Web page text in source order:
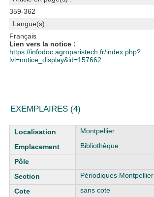
359-362
Langue(s) :
Français
Lien vers la notice :
https://infodoc.agroparistech.fr/index.php?
lvl=notice_display&id=157662
EXEMPLAIRES (4)
Liste des exemplaires
Montpellier
Bibliothèque
Périodiques Montpellier
sans cote